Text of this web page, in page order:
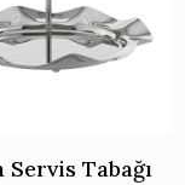
Servis Tabağı